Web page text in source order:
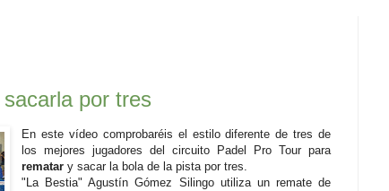
por tres
En este vídeo comprobaréis el estilo diferente de tres de
los mejores jugadores del circuito Padel Pro Tour para
rematary sacar la bola de la pista por tres.
"La Bestia" Agustín Gómez Silingo utiliza un remate de